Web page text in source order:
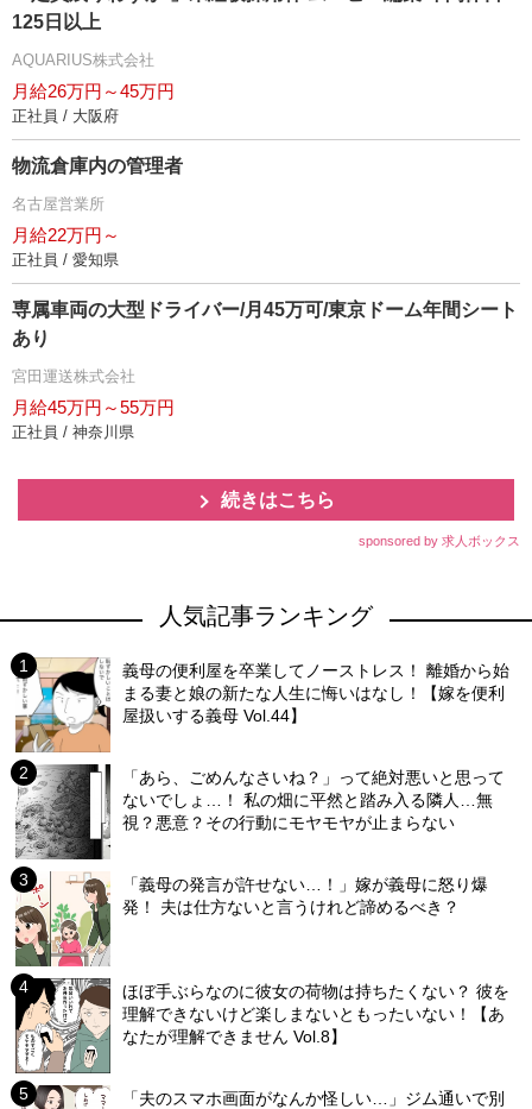
125日以上
AQUARIUS株式会社
月給26万円～45万円
正社員 / 大阪府
物流倉庫内の管理者
名古屋営業所
月給22万円～
正社員 / 愛知県
専属車両の大型ドライバー/月45万可/東京ドーム年間シート
あり
宮田運送株式会社
月給45万円～55万円
正社員 / 神奈川県
続きはこちら
sponsored by 求人ボックス
人気記事ランキング
義母の便利屋を卒業してノーストレス！ 離婚から始
まる妻と娘の新たな人生に悔いはなし！【嫁を便利
屋扱いする義母 Vol.44】
「あら、ごめんなさいね？」って絶対悪いと思って
ないでしょ…！ 私の畑に平然と踏み入る隣人…無
視？悪意？その行動にモヤモヤが止まらない
「義母の発言が許せない…！」嫁が義母に怒り爆
発！ 夫は仕方ないと言うけれど諦めるべき？
ほぼ手ぶらなのに彼女の荷物は持ちたくない？ 彼を
理解できないけど楽しまないともったいない！【あ
なたが理解できません Vol.8】
「夫のスマホ画面がなんか怪しい…」ジム通いで別